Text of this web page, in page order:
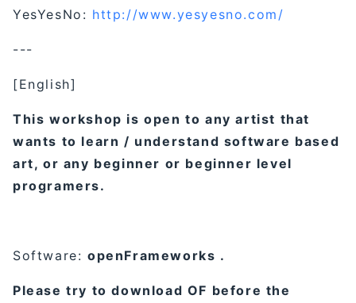
YesYesNo: http://www.yesyesno.com/
---
[English]
This workshop is open to any artist that
wants to learn / understand software based
art, or any beginner or beginner level
programers.
Software: openFrameworks .
Please try to download OF before the